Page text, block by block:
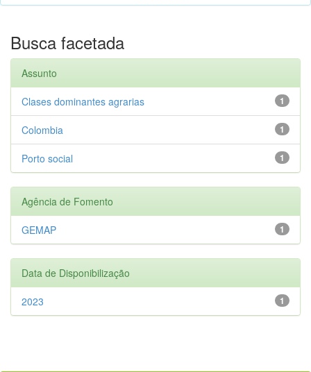
Busca facetada
Assunto
1
Clases dominantes agrarias
1
Colombia
1
Porto social
Agência de Fomento
1
GEMAP
Data de Disponibilização
1
2023